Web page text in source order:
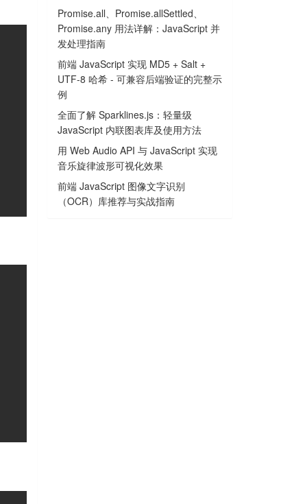
Promise.all、Promise.allSettled、
Promise.any 用法详解：JavaScript 并
发处理指南
前端 JavaScript 实现 MD5 + Salt +
UTF-8 哈希 - 可兼容后端验证的完整示
例
全面了解 Sparklines.js：轻量级
JavaScript 内联图表库及使用方法
用 Web Audio API 与 JavaScript 实现
音乐旋律波形可视化效果
前端 JavaScript 图像文字识别
（OCR）库推荐与实战指南